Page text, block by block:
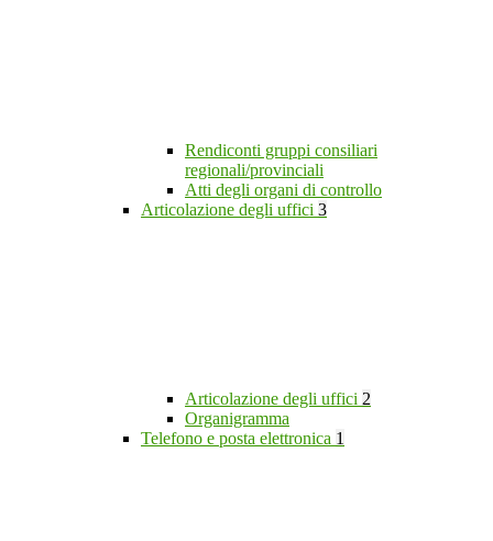
Rendiconti gruppi consiliari
regionali/provinciali
Atti degli organi di controllo
Articolazione degli uffici 3
Articolazione degli uffici 2
Organigramma
Telefono e posta elettronica 1